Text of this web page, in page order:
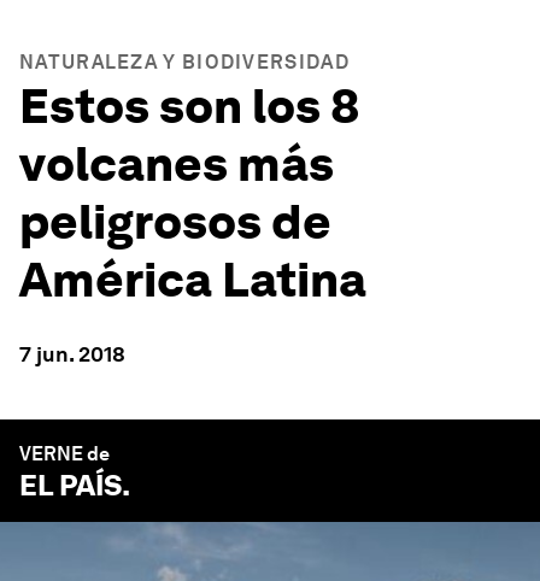
NATURALEZA Y BIODIVERSIDAD
Estos son los 8
volcanes más
peligrosos de
América Latina
7 jun. 2018
VERNE de
EL PAÍS.